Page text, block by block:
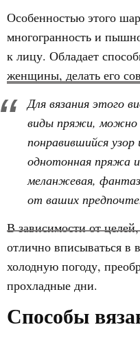
Особенностью этого
многогранность и
к лицу. Обладает
женщины, делать его
Для вязания этого
виды пряжи, можно
понравившийся
однотонная пряжа
меланжевая,
от ваших
В зависимости от
отлично вписываться в
холодную погоду,
прохладные дни.
Способы